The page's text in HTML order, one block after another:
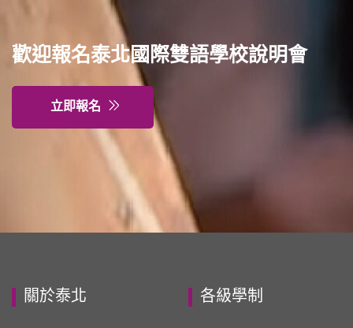
歡迎報名泰北國際雙語學校說明會
立即報名
關於泰北 各級學制